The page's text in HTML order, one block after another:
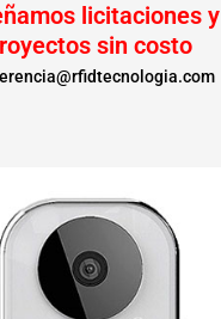
licitaciones y
sin costo